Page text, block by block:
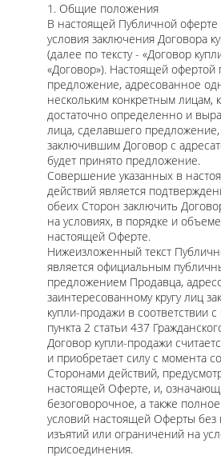
1. Общие положения
В настоящей Публичной оферте
условия заключения Договора
(далее по тексту - «Договор
«Договор»). Настоящей офертой
предложение, адресованное
нескольким конкретным лицам,
достаточно определенно и
лица, сделавшего предложение,
заключившим Договор с
будет принято предложение.
Совершение указанных в
действий является
обеих Сторон заключить
на условиях, в порядке и
настоящей Оферте.
Нижеизложенный текст
является официальным
предложением Продавца,
заинтересованному кругу лиц
купли-продажи в соответствии
пункта 2 статьи 437
Договор купли-продажи
и приобретает силу с момента
Сторонами действий,
настоящей Оферте, и,
безоговорочное, а также
условий настоящей Оферты без
изъятий или ограничений на
присоединения.